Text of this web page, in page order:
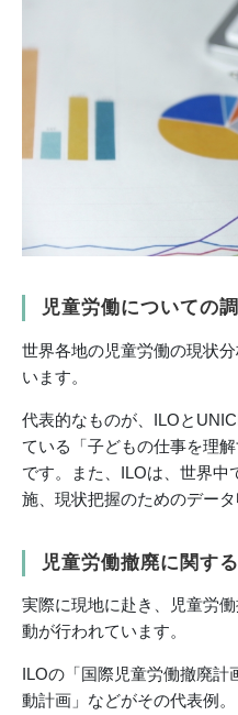
児童労働についての
世界各地の児童労働の現状
います。
代表的なものが、ILOと
ている「子どもの仕事を理
です。また、ILOは、世界中
施、現状把握のためのデータ
児童労働撤廃に関す
実際に現地に赴き、児童労
動が行われています。
ILOの「国際児童労働撤廃計
動計画」などがその代表例